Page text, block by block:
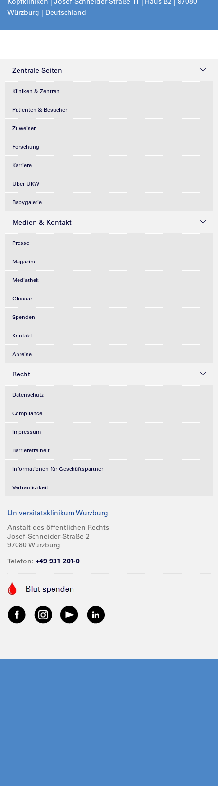
Würzburg | Deutschland
Zentrale Seiten
Kliniken & Zentren
Patienten & Besucher
Zuweiser
Forschung
Karriere
Über UKW
Babygalerie
Medien & Kontakt
Presse
Magazine
Mediathek
Glossar
Spenden
Kontakt
Anreise
Recht
Datenschutz
Compliance
Impressum
Barrierefreiheit
Informationen für Geschäftspartner
Vertraulichkeit
Universitätsklinikum Würzburg
Anstalt des öffentlichen Rechts
Josef-Schneider-Straße 2
97080 Würzburg
Telefon: +49 931 201-0